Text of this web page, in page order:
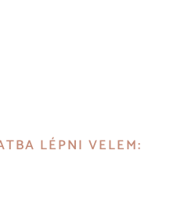
LÉPNI VELEM: